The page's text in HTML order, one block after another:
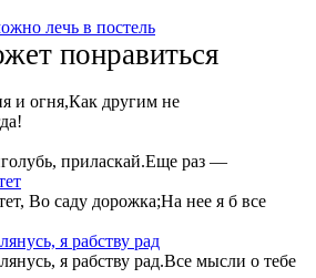
лечь в постель
понравиться
и огня,Как другим не
приласкай.Еще раз —
Во саду дорожка;На нее я б все
я рабству рад
я рабству рад.Все мысли о тебе